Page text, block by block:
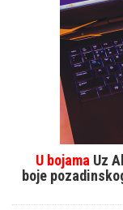
U bojama Uz
boje